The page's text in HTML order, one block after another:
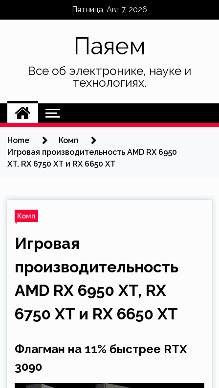
Пятница, Авг 7, 2026
Паяем
Все об электронике, науке и
технологиях.
Home
Комп
Игровая производительность AMD RX 6950
XT, RX 6750 XT и RX 6650 XT
Комп
Игровая
производительность
AMD RX 6950 XT, RX
6750 XT и RX 6650 XT
Флагман на 11% быстрее RTX
3090